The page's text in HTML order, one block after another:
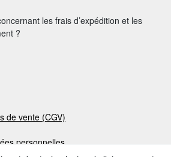
les frais d’expédition et les
?
de vente (CGV)
personnelles